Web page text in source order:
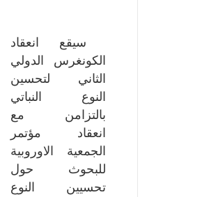
سيقع انعقاد
الكونغرس الدولي
الثاني لتحسين
النوع النباتي
بالتزامن مع
انعقاد مؤتمر
الجمعية الاوروبية
للبحوث حول
تحسيين النوع